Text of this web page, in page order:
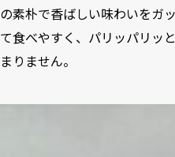
の素朴で香ばしい味わいをガ
て食べやすく、パリッパリッ
まりません。